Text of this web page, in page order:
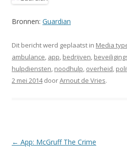
Bronnen: Guardian
Dit bericht werd geplaatst in Media
ambulance, app, bedrijven,
hulpdiensten, noodhulp, overheid,
2 mei 2014doorArnout de Vries.
Berichtnavigatie
← App: McGruff The Crime